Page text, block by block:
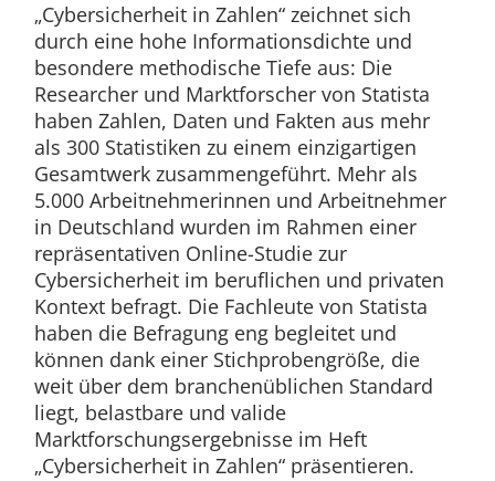
„Cybersicherheit in Zahlen“ zeichnet sich
durch eine hohe Informationsdichte und
besondere methodische Tiefe aus: Die
Researcher und Marktforscher von Statista
haben Zahlen, Daten und Fakten aus mehr
als 300 Statistiken zu einem einzigartigen
Gesamtwerk zusammengeführt. Mehr als
5.000 Arbeitnehmerinnen und Arbeitnehmer
in Deutschland wurden im Rahmen einer
repräsentativen Online-Studie zur
Cybersicherheit im beruflichen und privaten
Kontext befragt. Die Fachleute von Statista
haben die Befragung eng begleitet und
können dank einer Stichprobengröße, die
weit über dem branchenüblichen Standard
liegt, belastbare und valide
Marktforschungsergebnisse im Heft
„Cybersicherheit in Zahlen“ präsentieren.